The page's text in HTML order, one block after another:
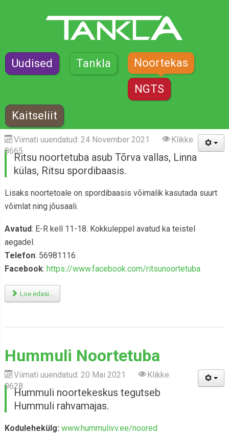
Uudised Tankla Noortekas
NGTS
Kaitseliit
Ritsu Noortetuba
Viimati uuendatud: 24 November 2021
Klikke:
8665
Ritsu noortetuba asub Tõrva vallas, Linna
külas, Ritsu spordibaasis.
Lisaks noortetoale on spordibaasis võimalik kasutada suurt
võimlat ning jõusaali.
Avatud: E-R kell 11-18. Kokkuleppel avatud ka teistel
aegadel.
Telefon: 56981116
Facebook: https://www.facebook.com/ritsunoortetuba
Loe edasi...
Hummuli Noortetuba
Viimati uuendatud: 20 Mai 2021
Klikke:
9628
Hummuli noortekeskus tegutseb
Hummuli rahvamajas.
Kodulehekülg: www.hummulivv.ee/noored